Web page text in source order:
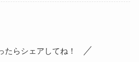
たらシェアしてね！